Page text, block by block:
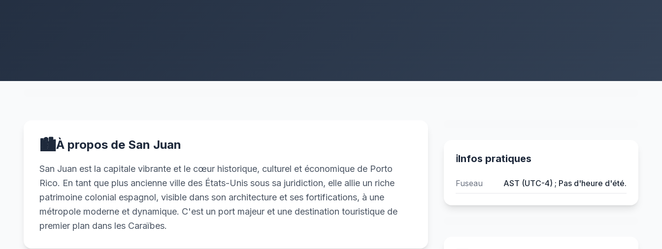
🏙️À propos de San Juan
San Juan est la capitale vibrante et le cœur historique, culturel et économique de Porto
Rico. En tant que plus ancienne ville des États-Unis sous sa juridiction, elle allie un riche
patrimoine colonial espagnol, visible dans son architecture et ses fortifications, à une
métropole moderne et dynamique. C'est un port majeur et une destination touristique de
premier plan dans les Caraïbes.
ℹ️Infos pratiques
Fuseau AST (UTC-4) ; Pas d'heure d'été.